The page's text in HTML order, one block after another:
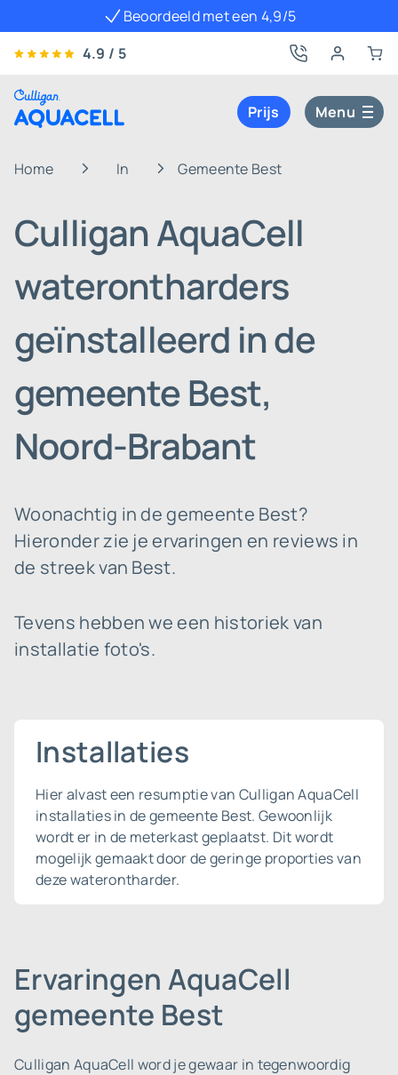
Beoordeeld met een 4,9/5
4.9 / 5
Prijs Menu
Home In Gemeente Best
Culligan AquaCell
waterontharders
geïnstalleerd in de
gemeente Best,
Noord-Brabant
Woonachtig in de gemeente Best?
Hieronder zie je ervaringen en reviews in
de streek van Best.
Tevens hebben we een historiek van
installatie foto's.
Installaties
Hier alvast een resumptie van Culligan AquaCell
installaties in de gemeente Best. Gewoonlijk
wordt er in de meterkast geplaatst. Dit wordt
mogelijk gemaakt door de geringe proporties van
deze waterontharder.
Ervaringen AquaCell
gemeente Best
Culligan AquaCell word je gewaar in tegenwoordig